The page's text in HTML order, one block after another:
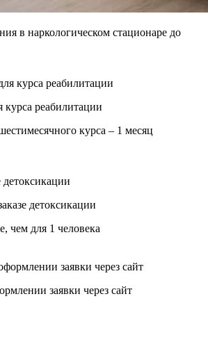
в наркологическом стационаре до
курса реабилитации
курса – 1 месяц
детоксикации
чем для 1 человека
заявки через сайт